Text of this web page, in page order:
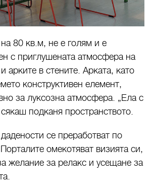
80 кв.м, не е голям и е
с приглушената атмосфера на
арките в стените. Арката, като
конструктивен елемент,
за луксозна атмосфера. „Ела с
подканя пространството.
се преработват по
омекотяват визията си,
желание за релакс и усещане за